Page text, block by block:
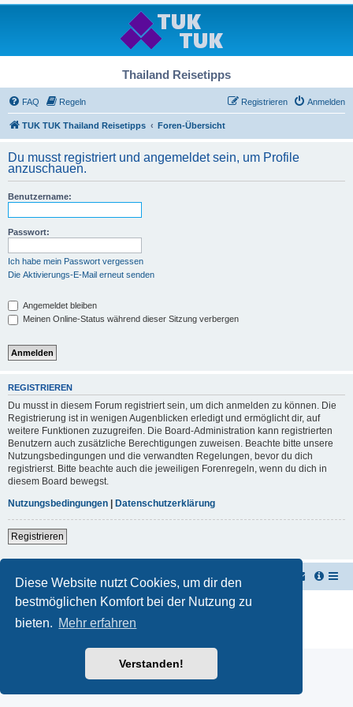
Diese Website nutzt Cookies, um dir den
bestmöglichen Komfort bei der Nutzung zu
bieten. Mehr erfahren
Verstanden!
Thailand Reisetipps
FAQ Regeln Anmelden
Registrieren
TUK TUK Thailand Reisetipps Foren-Übersicht
Du musst registriert und angemeldet sein, um Profile
anzuschauen.
Benutzername:
Passwort:
Ich habe mein Passwort vergessen
Die Aktivierungs-E-Mail erneut senden
Angemeldet bleiben
Meinen Online-Status während dieser Sitzung verbergen
REGISTRIEREN
Du musst in diesem Forum registriert sein, um dich anmelden zu können. Die
Registrierung ist in wenigen Augenblicken erledigt und ermöglicht dir, auf
weitere Funktionen zuzugreifen. Die Board-Administration kann registrierten
Benutzern auch zusätzliche Berechtigungen zuweisen. Beachte bitte unsere
Nutzungsbedingungen und die verwandten Regelungen, bevor du dich
registrierst. Bitte beachte auch die jeweiligen Forenregeln, wenn du dich in
diesem Board bewegst.
Nutzungsbedingungen
Datenschutzerklärung
Registrieren
TUK TUK Thailand Reisetipps Foren-Übersicht
Powered byphpBB ® Forum Software © phpBB Limited
Deutsche Übersetzung durch